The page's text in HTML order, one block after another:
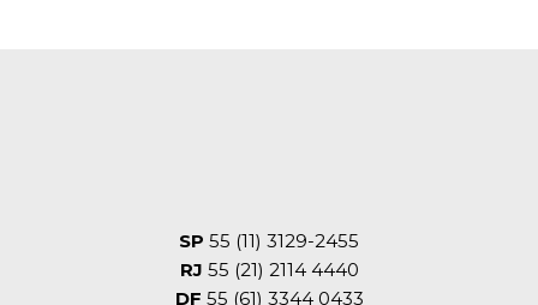
SP 55 (11) 3129-2455
RJ 55 (21) 2114 4440
DF 55 (61) 3344 0433